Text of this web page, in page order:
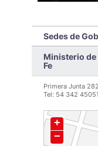
Luciano
estaciones
Garay y en
Sedes de
Ministerio de
Fe
Primera Junta
Tel: 54 342